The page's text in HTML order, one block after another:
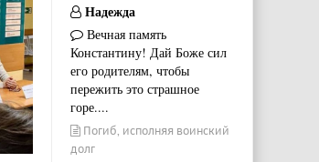
Надежда
Вечная память
Константину! Дай Боже сил
его родителям, чтобы
пережить это страшное
горе....
Погиб, исполняя воинский
долг